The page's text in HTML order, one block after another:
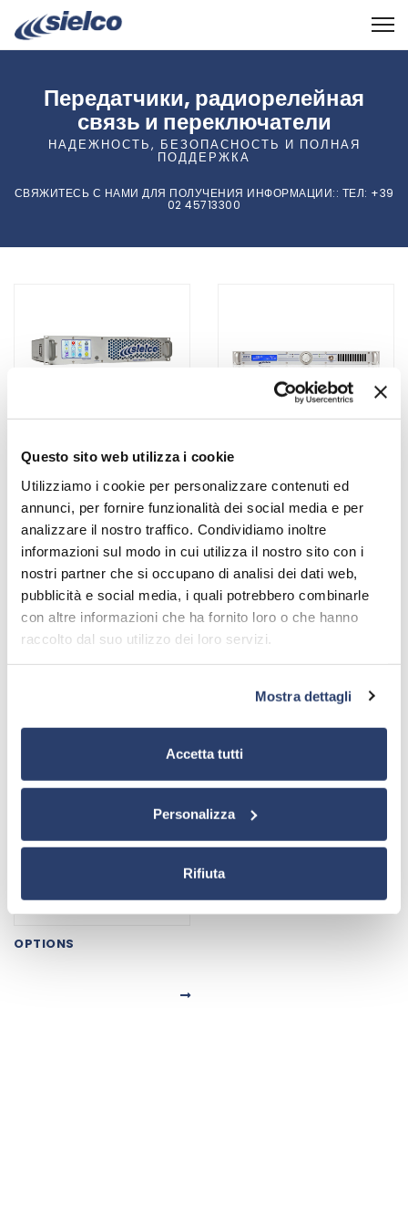
Questo sito web utilizza i cookie
Utilizziamo i cookie per personalizzare contenuti ed
annunci, per fornire funzionalità dei social media e per
analizzare il nostro traffico. Condividiamo inoltre
informazioni sul modo in cui utilizza il nostro sito con i
nostri partner che si occupano di analisi dei dati web,
pubblicità e social media, i quali potrebbero combinarle
con altre informazioni che ha fornito loro o che hanno
raccolto dal suo utilizzo dei loro servizi.
Mostra dettagli
Accetta tutti
Personalizza
Rifiuta
Передатчики, радиорелейная
связь и переключатели
НАДЕЖНОСТЬ, БЕЗОПАСНОСТЬ И ПОЛНАЯ
ПОДДЕРЖКА
СВЯЖИТЕСЬ С НАМИ ДЛЯ ПОЛУЧЕНИЯ ИНФОРМАЦИИ:: ТЕЛ: +39
02 45713300
РАДИОРЕЛЕЙНОЙ СВЯЗИ
CHANGEOVERS, ETC.
OPTIONS